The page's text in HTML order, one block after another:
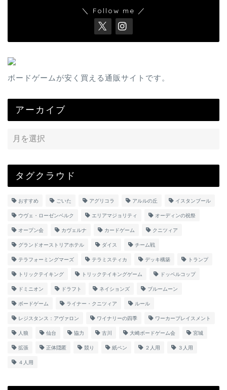
＼ Follow me ／
ボードゲームが安く買える通販サイトです。
アーカイブ
タグクラウド
おすすめ ごいた アグリコラ アルルの丘 イスタンブール
ウヴェ・ローゼンベルク エリアマジョリティ オーディンの祝祭
オープン会 カヴェルナ カードゲーム クニツィア
グランドオーストリアホテル ダイス チーム戦
テラフォーミングマーズ テラミスティカ デッキ構築 トランプ
トリックテイキング トリックテイキングゲーム ドッペルコップ
ドミニオン ドラフト ネイションズ ブルームーン
ボードゲーム ライナー・クニツィア ルール
レジスタンス：アヴァロン ワイナリーの四季 ワーカープレイスメント
人狼 仙台 協力 古川 大崎ボードゲーム会 宮城
拡張 正体隠匿 競り 紙ペン ２人用 ３人用
４人用